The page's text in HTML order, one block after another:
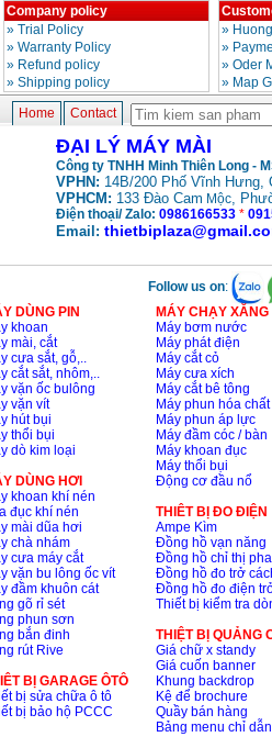
Company policy
» Trial Policy
» Warranty Policy
» Refund policy
» Shipping policy
»
»
» Oder
» Map
Home Contact
ĐẠI LÝ MÁY MÀI
Công ty TNHH Minh Thiên Long -
VPHN: 14B/200 Phố Vĩnh Hưng,
VPHCM: 133 Đào Cam Mộc,
Điện thoại/ Zalo: 0986166533 *
Email:
Follow us on:
DÙNG PIN
khoan
mài, cắt
cưa sắt, gỗ,..
cắt sắt, nhôm,..
vặn ốc bulông
vặn vít
hút bụi
thổi bụi
dò kim loại
DÙNG HƠI
khoan khí nén
đục khí nén
mài dũa hơi
chà nhám
cưa máy cắt
vặn bu lông ốc vít
đầm khuôn cát
gõ rỉ sét
phun sơn
bắn đinh
rút Rive
BỊ GARAGE ÔTÔ
bị sửa chữa ô tô
bị bảo hộ PCCC
MÁY CHẠY
Máy bơm nước
Máy phát điện
Máy cắt cỏ
Máy cưa xích
Máy cắt bê tông
Máy phun hóa chất
Máy phun áp lực
Máy đầm cóc / bàn
Máy khoan đục
Máy thổi bụi
Động cơ đầu nổ
THIÊT BỊ ĐO ĐIỆN
Ampe Kìm
Đồng hồ vạn năng
Đồng hồ chỉ thị pha
Đồng hồ đo trở
Đồng hồ đo điện
Thiết bị kiểm tra
THIỆT BỊ QUẢNG
Giá chữ x standy
Giá cuốn banner
Khung backdrop
Kệ để brochure
Quầy bán hàng
Bảng menu chỉ dẫn